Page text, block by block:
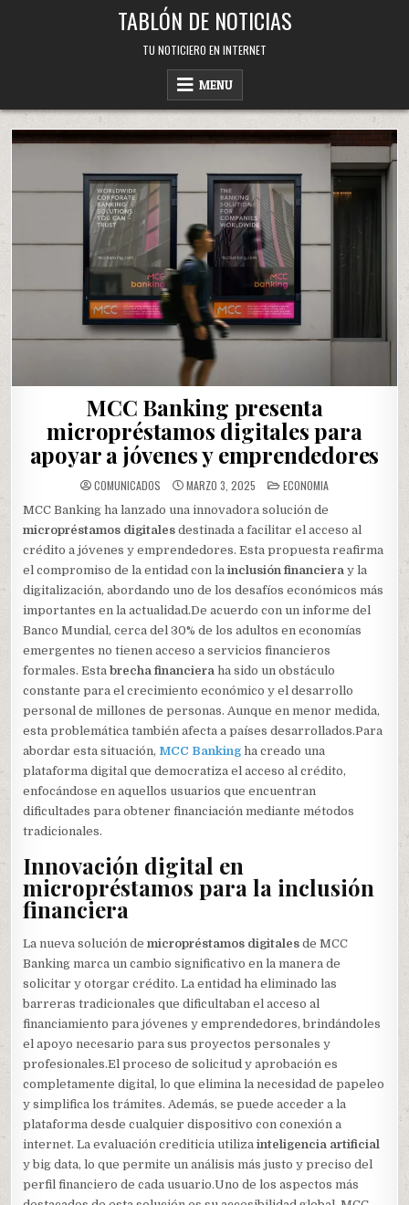
TABLÓN DE NOTICIAS
TU NOTICIERO EN INTERNET
MENU
MCC Banking presenta
micropréstamos digitales para
apoyar a jóvenes y emprendedores
COMUNICADOS MARZO 3, 2025 POSTED
IN
ECONOMIA
MCC Banking ha lanzado una innovadora solución de
micropréstamos digitales destinada a facilitar el acceso al
crédito a jóvenes y emprendedores. Esta propuesta reafirma
el compromiso de la entidad con lainclusión financiera y la
digitalización, abordando uno de los desafíos económicos más
importantes en la actualidad.De acuerdo con un informe del
Banco Mundial, cerca del 30% de los adultos en economías
emergentes no tienen acceso a servicios financieros
formales. Estabrecha financiera ha sido un obstáculo
constante para el crecimiento económico y el desarrollo
personal de millones de personas. Aunque en menor medida,
esta problemática también afecta a países desarrollados.Para
abordar esta situación, MCC Banking ha creado una
plataforma digital que democratiza el acceso al crédito,
enfocándose en aquellos usuarios que encuentran
dificultades para obtener financiación mediante métodos
tradicionales.
Innovación digital en
micropréstamos para la inclusión
financiera
La nueva solución demicropréstamos digitales de MCC
Banking marca un cambio significativo en la manera de
solicitar y otorgar crédito. La entidad ha eliminado las
barreras tradicionales que dificultaban el acceso al
financiamiento para jóvenes y emprendedores, brindándoles
el apoyo necesario para sus proyectos personales y
profesionales.El proceso de solicitud y aprobación es
completamente digital, lo que elimina la necesidad de papeleo
y simplifica los trámites. Además, se puede acceder a la
plataforma desde cualquier dispositivo con conexión a
internet. La evaluación crediticia utilizainteligencia artificial
y big data, lo que permite un análisis más justo y preciso del
perfil financiero de cada usuario.Uno de los aspectos más